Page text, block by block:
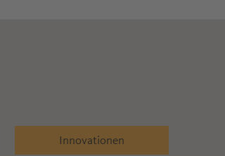
Innovationen